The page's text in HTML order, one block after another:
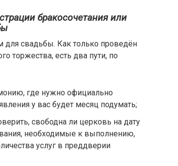
бракосочетания или
для свадьбы. Как только проведён
торжества, есть два пути, по
где нужно официально
у вас будет месяц подумать;
свободна ли церковь на дату
необходимые к выполнению,
услуг в преддверии